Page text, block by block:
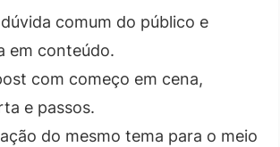
comum do público e
em conteúdo.
com começo em cena,
e passos.
do mesmo tema para o meio